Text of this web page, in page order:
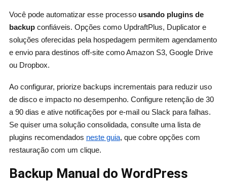
Você pode automatizar esse processo usando plugins de
backupconfiáveis. Opções como UpdraftPlus, Duplicator e
soluções oferecidas pela hospedagem permitem agendamento
e envio para destinos off-site como Amazon S3, Google Drive
ou Dropbox.
Ao configurar, priorize backups incrementais para reduzir uso
de disco e impacto no desempenho. Configure retenção de 30
a 90 dias e ative notificações por e-mail ou Slack para falhas.
Se quiser uma solução consolidada, consulte uma lista de
plugins recomendados neste guia, que cobre opções com
restauração com um clique.
Backup Manual do WordPress